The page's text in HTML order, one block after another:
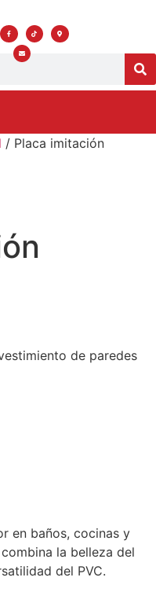
/ Placa imitación
de paredes
en baños, cocinas y
la belleza del
del PVC.